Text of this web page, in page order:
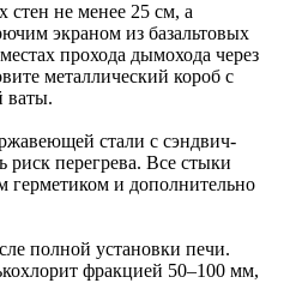
стен не менее 25 см, а
экраном из базальтовых
прохода дымохода через
металлический короб с
ваты.
стали с сэндвич-
риск перегрева. Все стыки
герметиком и дополнительно
полной установки печи.
фракцией 50–100 мм,